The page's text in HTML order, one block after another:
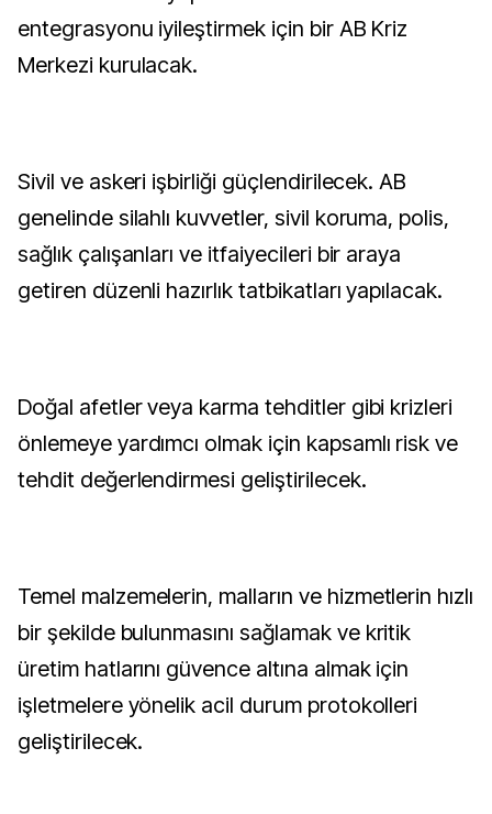
entegrasyonu iyileştirmek için bir AB Kriz
Merkezi kurulacak.
Sivil ve askeri işbirliği güçlendirilecek. AB
genelinde silahlı kuvvetler, sivil koruma, polis,
sağlık çalışanları ve itfaiyecileri bir araya
getiren düzenli hazırlık tatbikatları yapılacak.
Doğal afetler veya karma tehditler gibi krizleri
önlemeye yardımcı olmak için kapsamlı risk ve
tehdit değerlendirmesi geliştirilecek.
Temel malzemelerin, malların ve hizmetlerin hızlı
bir şekilde bulunmasını sağlamak ve kritik
üretim hatlarını güvence altına almak için
işletmelere yönelik acil durum protokolleri
geliştirilecek.